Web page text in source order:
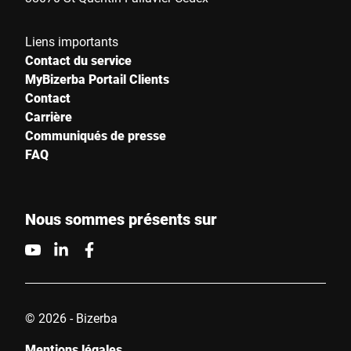
Liens importants
Contact du service
MyBizerba Portail Clients
Contact
Carrière
Communiqués de presse
FAQ
Nous sommes présents sur
© 2026 - Bizerba